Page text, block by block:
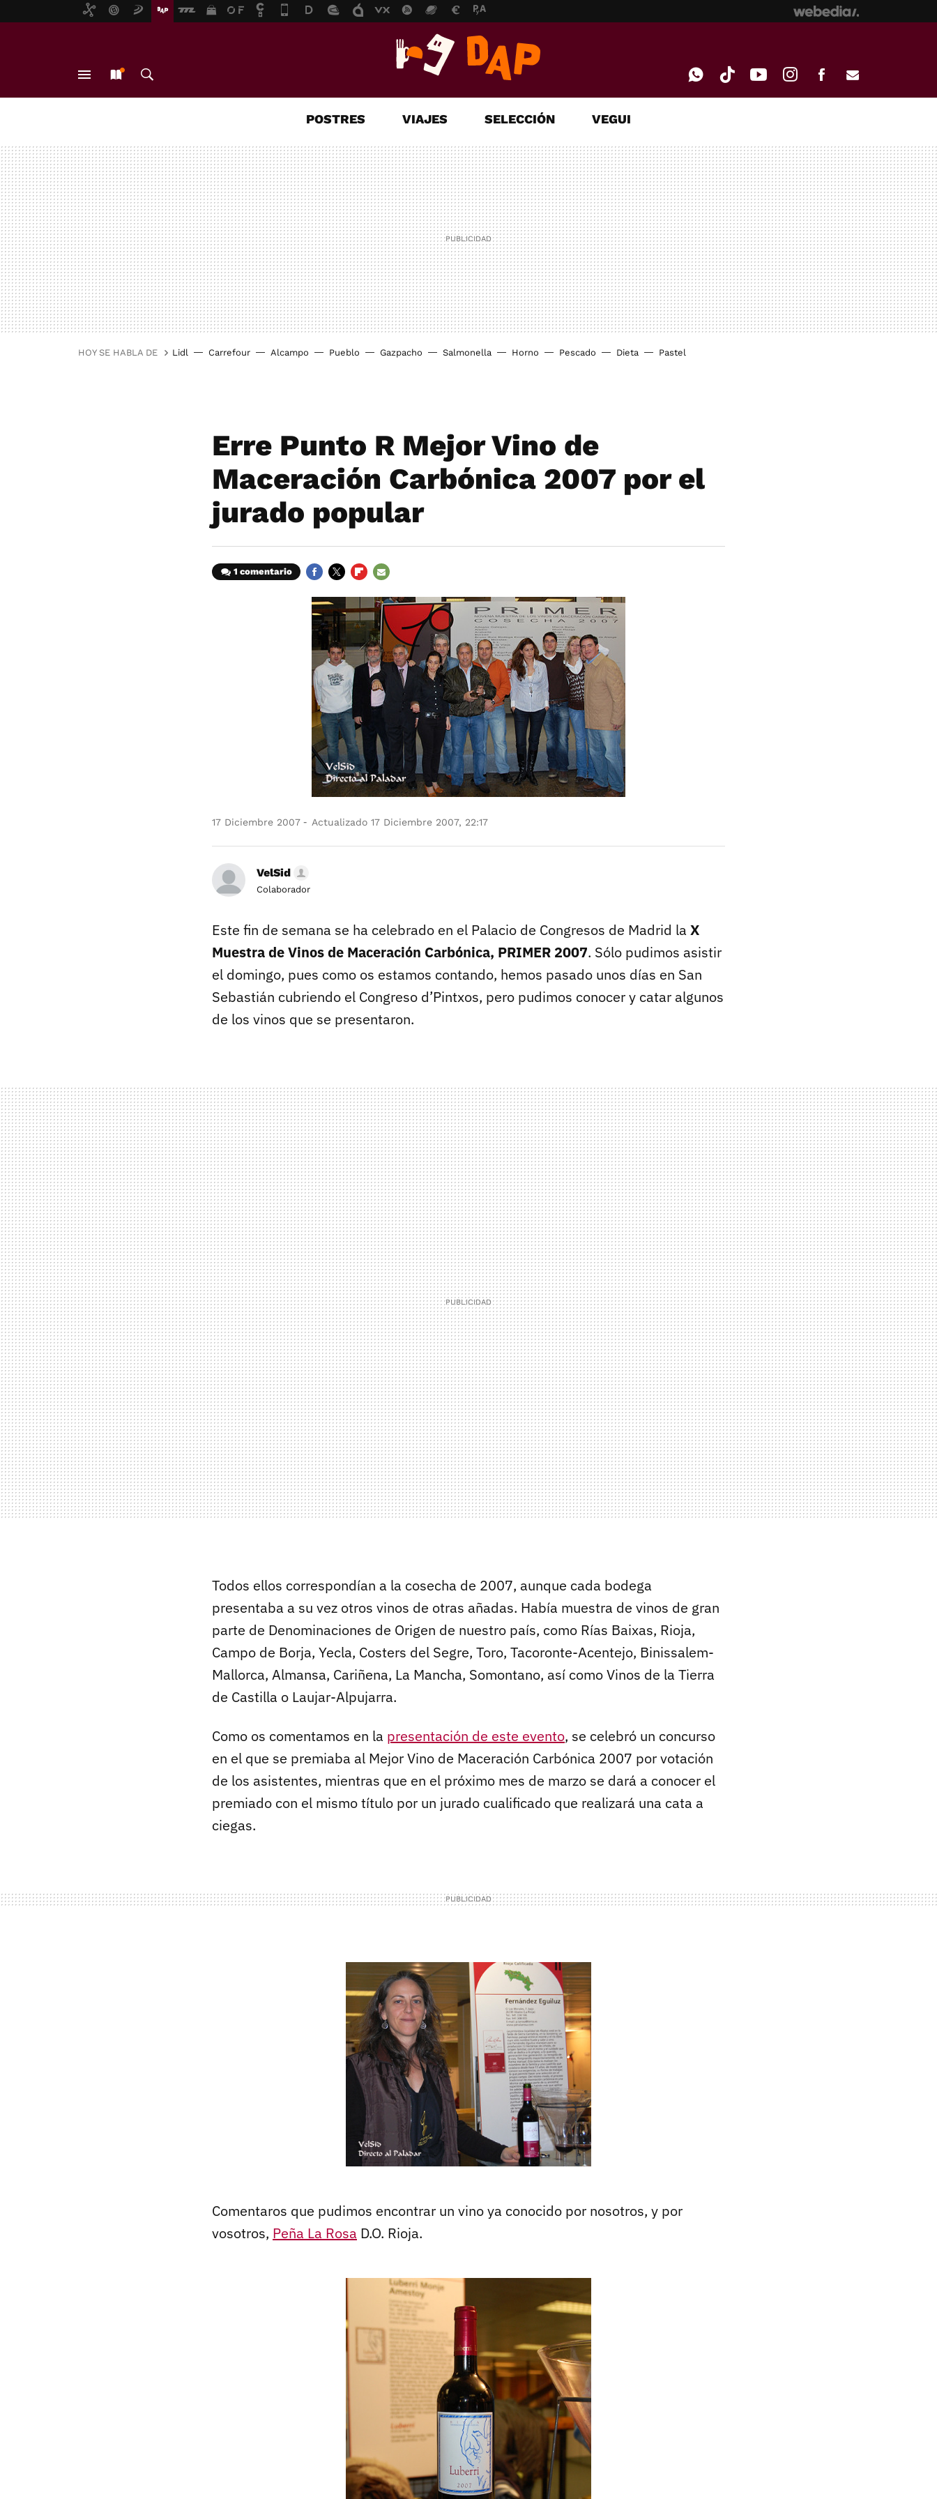
MAIL
POSTRES VIAJES SELECCIÓN VEGUI
HOY SE HABLA DE Lidl Carrefour Alcampo Pueblo Gazpacho Salmonella Horno Pescado Dieta Pastel
Erre Punto R Mejor Vino de
Maceración Carbónica 2007 por el
jurado popular
1 comentario
MAIL
17 Diciembre 2007 Actualizado 17 Diciembre 2007, 22:17
VelSid
Colaborador
Este fin de semana se ha celebrado en el Palacio de Congresos de Madrid la X
Muestra de Vinos de Maceración Carbónica, PRIMER 2007. Sólo pudimos asistir
el domingo, pues como os estamos contando, hemos pasado unos días en San
Sebastián cubriendo el Congreso d’Pintxos, pero pudimos conocer y catar algunos
de los vinos que se presentaron.
Todos ellos correspondían a la cosecha de 2007, aunque cada bodega
presentaba a su vez otros vinos de otras añadas. Había muestra de vinos de gran
parte de Denominaciones de Origen de nuestro país, como Rías Baixas, Rioja,
Campo de Borja, Yecla, Costers del Segre, Toro, Tacoronte-Acentejo, Binissalem-
Mallorca, Almansa, Cariñena, La Mancha, Somontano, así como Vinos de la Tierra
de Castilla o Laujar-Alpujarra.
Como os comentamos en la presentación de este evento, se celebró un concurso
en el que se premiaba al Mejor Vino de Maceración Carbónica 2007 por votación
de los asistentes, mientras que en el próximo mes de marzo se dará a conocer el
premiado con el mismo título por un jurado cualificado que realizará una cata a
ciegas.
Comentaros que pudimos encontrar un vino ya conocido por nosotros, y por
vosotros, Peña La Rosa D.O. Rioja.